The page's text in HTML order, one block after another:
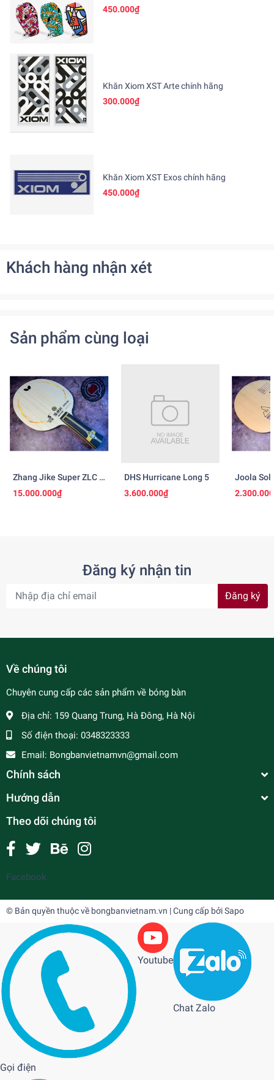
450.000₫
Khăn Xiom XST Arte chính hãng
300.000₫
Khăn Xiom XST Exos chính hãng
450.000₫
Khách hàng nhận xét
Sản phẩm cùng loại
Zhang Jike Super ZLC -
Ngừng Sản Xuất
15.000.000₫
DHS Hurricane Long 5
3.600.000₫
Joola
Đăng ký nhận tin
Đăng ký
Về chúng tôi
Chuyên cung cấp các sản phẩm về bóng bàn
Địa chỉ: 159 Quang Trung, Hà Đông, Hà Nội
Số điện thoại: 0348323333
Email: Bongbanvietnamvn@gmail.com
Chính sách
Hướng dẫn
Theo dõi chúng tôi
Facebook
© Bản quyền thuộc về bongbanvietnam.vn | Cung cấp bởiSapo
Gọi điện
Youtube
Chat Zalo